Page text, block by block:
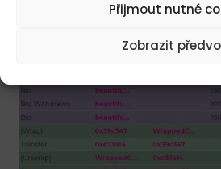
Přijmout nutné
Zobrazit